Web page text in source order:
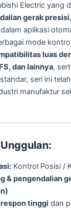
Electric yang
gerak
dalam aplikasi
mode
luas
dan lainnya,
seri ini
manufaktur
Kontrol Posisi /
& pengendalian
tinggi dan